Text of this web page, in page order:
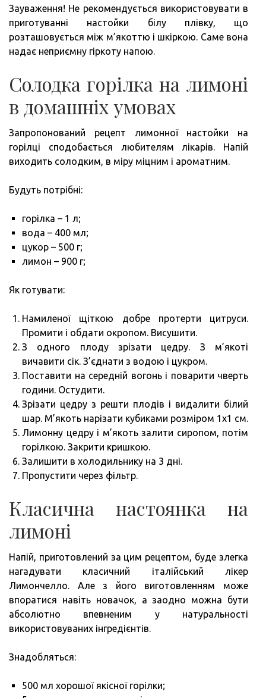
Зауваження! Не рекомендується використовувати в
приготуванні настойки білу плівку, що
розташовується між м’якоттю і шкіркою. Саме вона
надає неприємну гіркоту напою.
Солодка горілка на лимоні
в домашніх умовах
Запропонований рецепт лимонної настойки на
горілці сподобається любителям лікарів. Напій
виходить солодким, в міру міцним і ароматним.
Будуть потрібні:
горілка – 1 л;
вода – 400 мл;
цукор – 500 г;
лимон – 900 г;
Як готувати:
Намиленої щіткою добре протерти цитруси.
Промити і обдати окропом. Висушити.
З одного плоду зрізати цедру. З м’якоті
вичавити сік. З’єднати з водою і цукром.
Поставити на середній вогонь і поварити чверть
години. Остудити.
Зрізати цедру з решти плодів і видалити білий
шар. М’якоть нарізати кубиками розміром 1х1 см.
Лимонну цедру і м’якоть залити сиропом, потім
горілкою. Закрити кришкою.
Залишити в холодильнику на 3 дні.
Пропустити через фільтр.
Класична настоянка на
лимоні
Напій, приготовлений за цим рецептом, буде злегка
нагадувати класичний італійський лікер
Лимончелло. Але з його виготовленням може
впоратися навіть новачок, а заодно можна бути
абсолютно впевненим у натуральності
використовуваних інгредієнтів.
Знадобляться:
500 мл хорошої якісної горілки;